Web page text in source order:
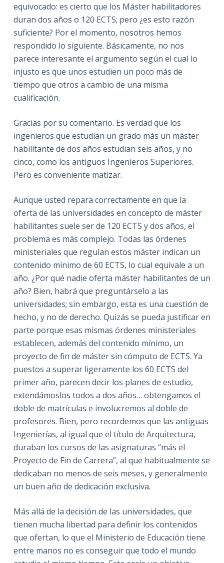
equivocado: es cierto que los Máster habilitadores
duran dos años o 120 ECTS; pero ¿es esto razón
suficiente? Por el momento, nosotros hemos
respondido lo siguiente. Básicamente, no nos
parece interesante el argumento según el cual lo
injusto es que unos estudien un poco más de
tiempo que otros a cambio de una misma
cualificación.
Gracias por su comentario. Es verdad que los
ingenieros que estudian un grado más un máster
habilitante de dos años estudian seis años, y no
cinco, como los antiguos Ingenieros Superiores.
Pero es conveniente matizar.
Aunque usted repara correctamente en que la
oferta de las universidades en concepto de máster
habilitantes suele ser de 120 ECTS y dos años, el
problema es más complejo. Todas las órdenes
ministeriales que regulan estos máster indican un
contenido mínimo de 60 ECTS, lo cual equivale a un
año. ¿Por qué nadie oferta máster habilitantes de un
año? Bien, habrá que preguntárselo a las
universidades; sin embargo, esta es una cuestión de
hecho, y no de derecho. Quizás se pueda justificar en
parte porque esas mismas órdenes ministeriales
establecen, además del contenido mínimo, un
proyecto de fin de máster sin cómputo de ECTS. Ya
puestos a superar ligeramente los 60 ECTS del
primer año, parecen decir los planes de estudio,
extendámoslos todos a dos años… obtengamos el
doble de matrículas e involucremos al doble de
profesores. Bien, pero recordemos que las antiguas
Ingenierías, al igual que el título de Arquitectura,
duraban los cursos de las asignaturas “más el
Proyecto de Fin de Carrera”, al que habitualmente se
dedicaban no menos de seis meses, y generalmente
un buen año de dedicación exclusiva.
Más allá de la decisión de las universidades, que
tienen mucha libertad para definir los contenidos
que ofertan, lo que el Ministerio de Educación tiene
entre manos no es conseguir que todo el mundo